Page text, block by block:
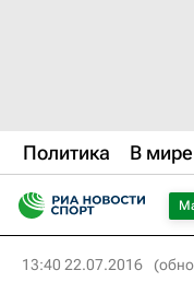
Политика В мире
13:40 22.07.2016